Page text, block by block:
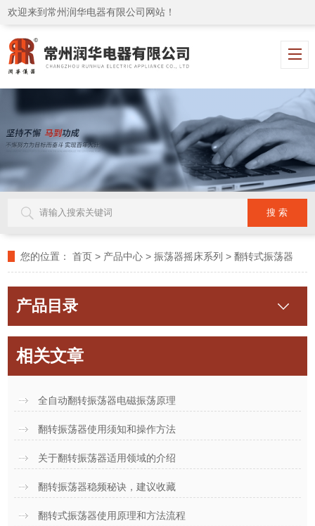
欢迎来到常州润华电器有限公司网站！
您的位置： 首页 > 产品中心 >振荡器摇床系列 >翻转式振荡器
产品目录
相关文章
全自动翻转振荡器电磁振荡原理
翻转振荡器使用须知和操作方法
关于翻转振荡器适用领域的介绍
翻转振荡器稳频秘诀，建议收藏
翻转式振荡器使用原理和方法流程